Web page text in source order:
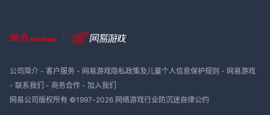
公司简介- 客户服务- 网易游戏隐私政策及儿童个人信息保护规则 - 网易游戏
- 联系我们 - 商务合作- 加入我们
网易公司版权所有 ©1997-2026 网络游戏行业防沉迷自律公约